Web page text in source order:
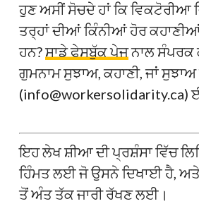
ਹੁਣ ਅਸੀਂ ਸੋਚਦੇ ਹਾਂ ਕਿ ਵਿਕਟੋਰੀਆ
ਤਰ੍ਹਾਂ ਦੀਆਂ ਕਿੰਨੀਆਂ ਹੋਰ
ਹਨ?ਸਾਡੇ ਫੇਸਬੁੱਕ ਪੇਜਨਾਲ ਸੰਪਰਕ
ਗੁਮਨਾਮ ਸੁਝਾਅ, ਕਹਾਣੀ, ਜਾਂ
(info@workersolidarity.ca)
ਇਹ ਲੇਖ ਸ਼ੀਆ ਦੀ ਪ੍ਰਸ਼ੰਸਾ ਵਿੱਚ
ਹਿੰਮਤ ਲਈ ਜੋ ਉਸਨੇ ਦਿਖਾਈ ਹੈ,
ਤੋਂ ਅੰਤ ਤੱਕ ਜਾਰੀ ਰੱਖਣ ਲਈ।